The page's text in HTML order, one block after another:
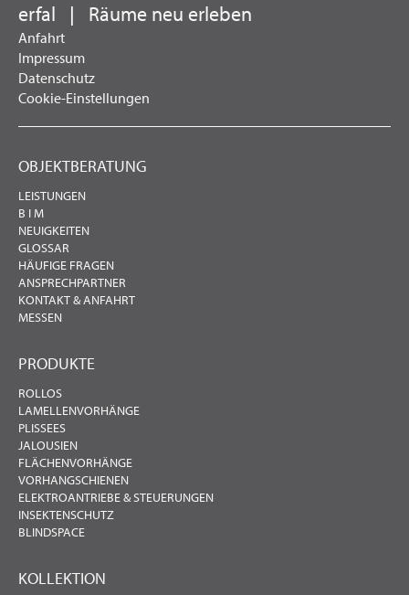
erfal | Räume neu erleben
Anfahrt
Impressum
Datenschutz
Cookie-Einstellungen
OBJEKTBERATUNG
LEISTUNGEN
B I M
NEUIGKEITEN
GLOSSAR
HÄUFIGE FRAGEN
ANSPRECHPARTNER
KONTAKT & ANFAHRT
MESSEN
PRODUKTE
ROLLOS
LAMELLENVORHÄNGE
PLISSEES
JALOUSIEN
FLÄCHENVORHÄNGE
VORHANGSCHIENEN
ELEKTROANTRIEBE & STEUERUNGEN
INSEKTENSCHUTZ
BLINDSPACE
KOLLEKTION